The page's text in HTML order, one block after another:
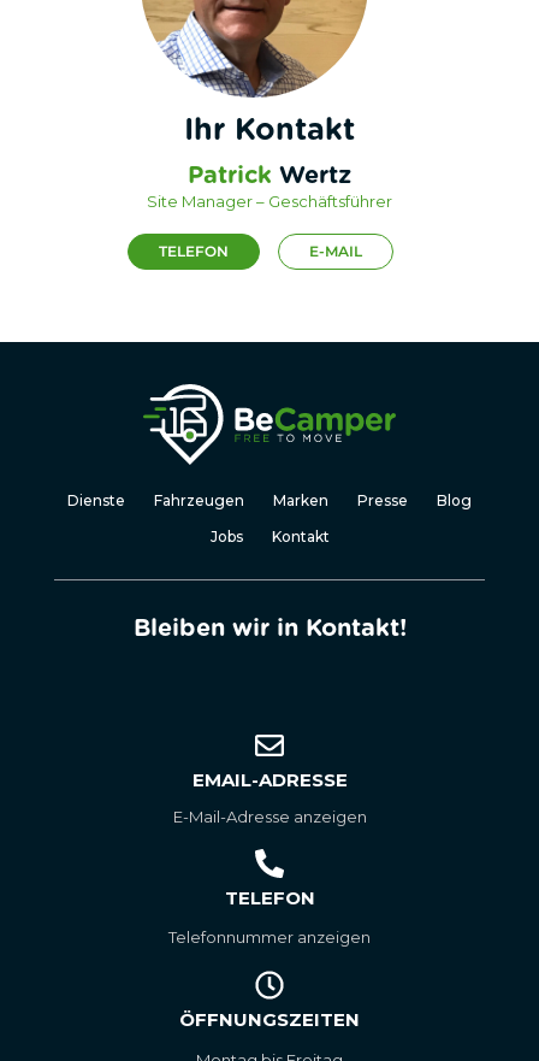
Ihr Kontakt
Patrick Wertz
Site Manager – Geschäftsführer
TELEFON E-MAIL
Dienste Fahrzeugen Marken Presse
Blog
Jobs
Kontakt
Bleiben wir in Kontakt!
EMAIL-ADRESSE
E-Mail-Adresse anzeigen
TELEFON
Telefonnummer anzeigen
ÖFFNUNGSZEITEN